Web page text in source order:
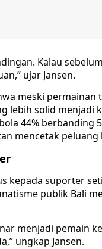
Kalau
ujar Jansen.
meski
lebih solid menjadi
44% berbanding
mencetak peluang
kepada suporter
publik Bali
menjadi pemain
ungkap Jansen.